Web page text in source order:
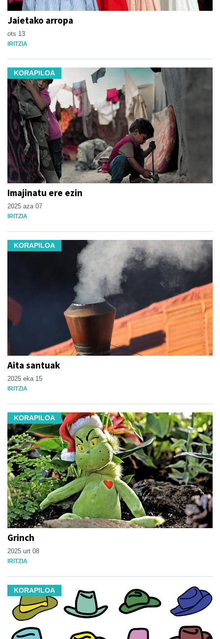
Jaietako arropa
ots 13
IRITZIA
KORAPILOA
Imajinatu ere ezin
2025 aza 07
IRITZIA
KORAPILOA
Aita santuak
2025 eka 15
IRITZIA
KORAPILOA
Grinch
2025 urt 08
IRITZIA
KORAPILOA